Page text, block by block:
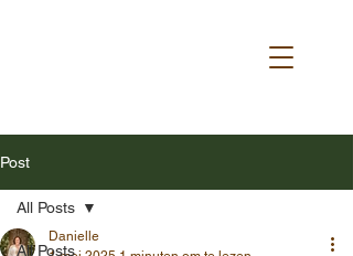
Post
All Posts
All Posts
Danielle